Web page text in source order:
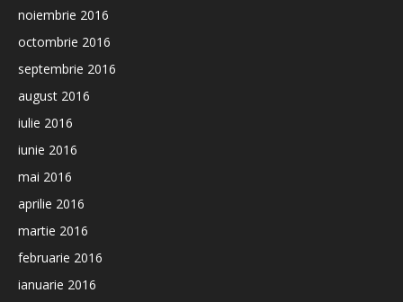
noiembrie 2016
octombrie 2016
septembrie 2016
august 2016
iulie 2016
iunie 2016
mai 2016
aprilie 2016
martie 2016
februarie 2016
ianuarie 2016